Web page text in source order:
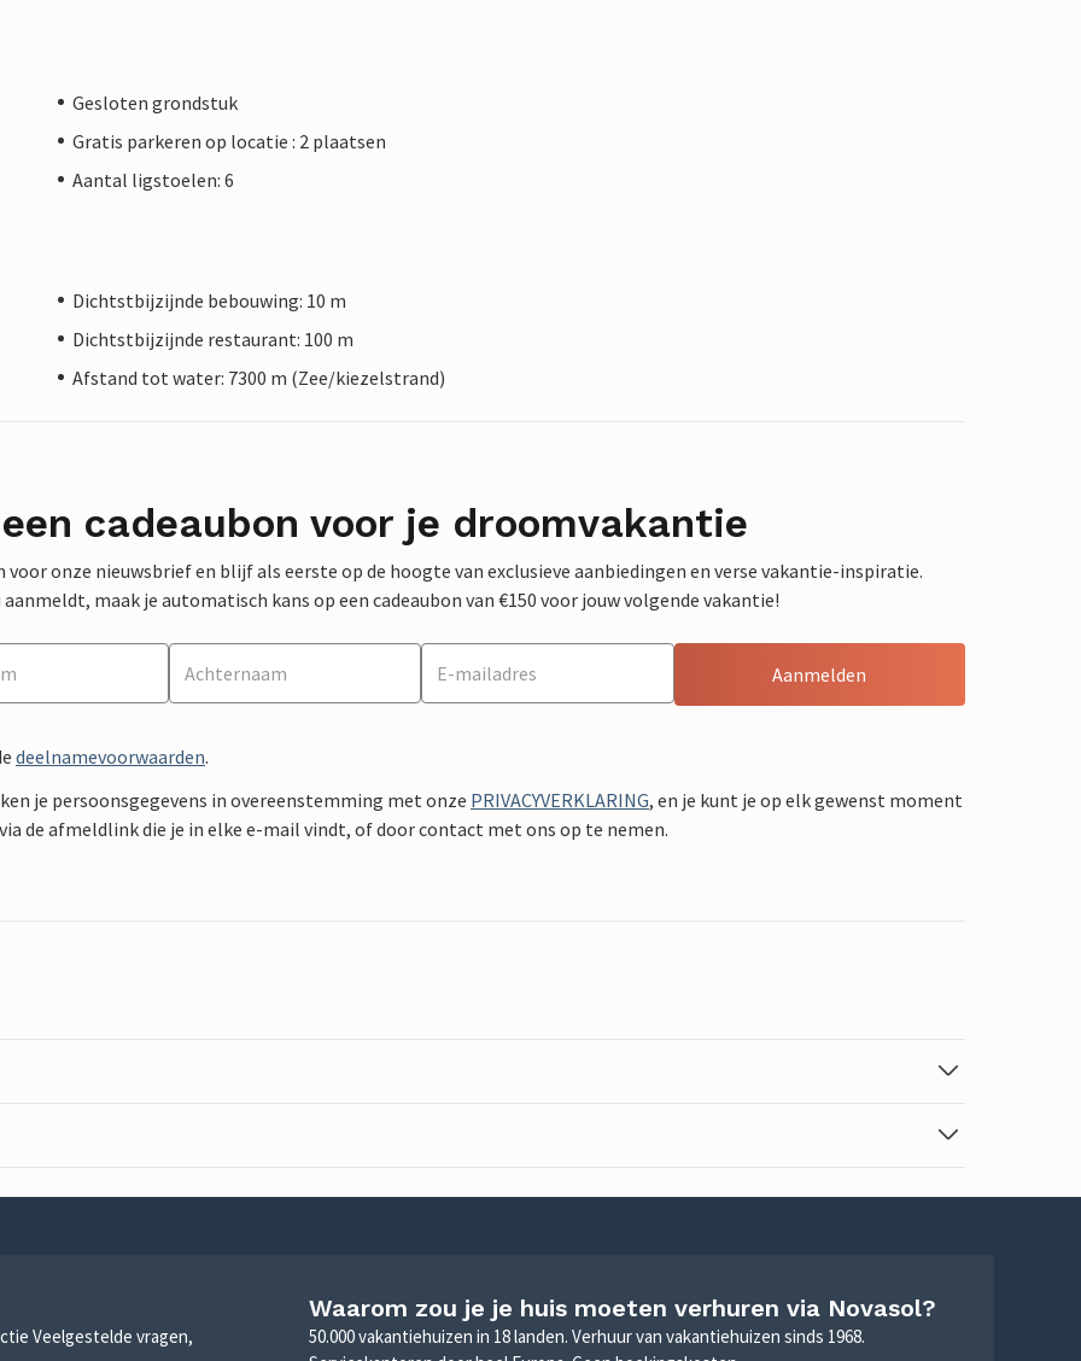
Gesloten grondstuk
Gratis parkeren op locatie : 2 plaatsen
Aantal ligstoelen: 6
Dichtstbijzijnde bebouwing: 10 m
Dichtstbijzijnde restaurant: 100 m
Afstand tot water: 7300 m (Zee/kiezelstrand)
cadeaubon voor je droomvakantie
voor onze nieuwsbrief en blijf als eerste op de hoogte van exclusieve aanbiedingen en verse vakantie-inspiratie.
aanmeldt, maak je automatisch kans op een cadeaubon van €150 voor jouw volgende vakantie!
Aanmelden
deelnamevoorwaarden.
je persoonsgegevens in overeenstemming met onze PRIVACYVERKLARING, en je kunt je op elk gewenst moment
de afmeldlink die je in elke e-mail vindt, of door contact met ons op te nemen.
Veelgestelde vragen,
Waarom zou je je huis moeten verhuren via Novasol?
50.000 vakantiehuizen in 18 landen. Verhuur van vakantiehuizen sinds 1968.